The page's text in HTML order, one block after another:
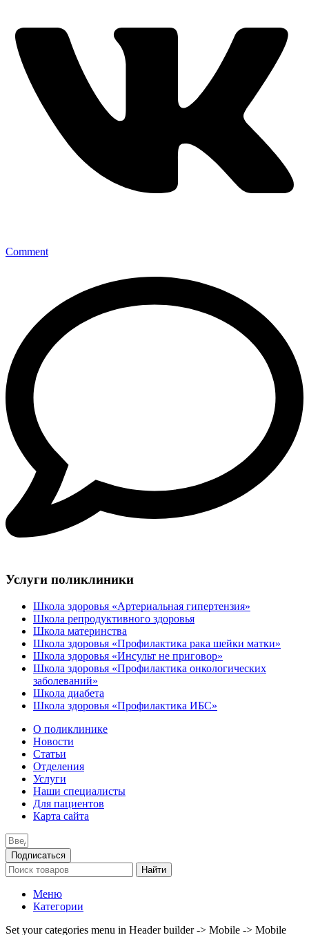
Comment
Услуги поликлиники
Школа здоровья «Артериальная гипертензия»
Школа репродуктивного здоровья
Школа материнства
Школа здоровья «Профилактика рака шейки матки»
Школа здоровья «Инсульт не приговор»
Школа здоровья «Профилактика онкологических
заболеваний»
Школа диабета
Школа здоровья «Профилактика ИБС»
О поликлинике
Новости
Статьи
Отделения
Услуги
Наши специалисты
Для пациентов
Карта сайта
Подписаться
Найти
Меню
Категории
Set your categories menu in Header builder -> Mobile -> Mobile